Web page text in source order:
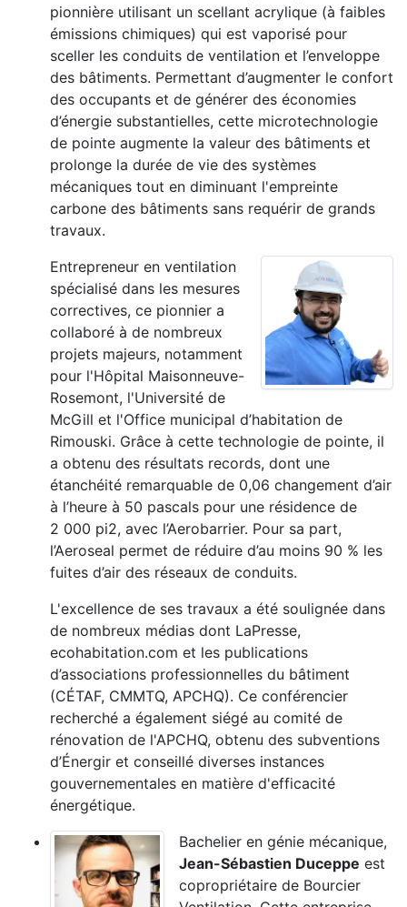
pionnière utilisant un scellant acrylique (à faibles
émissions chimiques) qui est vaporisé pour
sceller les conduits de ventilation et l’enveloppe
des bâtiments. Permettant d’augmenter le confort
des occupants et de générer des économies
d’énergie substantielles, cette microtechnologie
de pointe augmente la valeur des bâtiments et
prolonge la durée de vie des systèmes
mécaniques tout en diminuant l'empreinte
carbone des bâtiments sans requérir de grands
travaux.
Entrepreneur en ventilation
spécialisé dans les mesures
correctives, ce pionnier a
collaboré à de nombreux
projets majeurs, notamment
pour l'Hôpital Maisonneuve-
Rosemont, l'Université de
McGill et l'Office municipal d’habitation de
Rimouski. Grâce à cette technologie de pointe, il
a obtenu des résultats records, dont une
étanchéité remarquable de 0,06 changement d’air
à l’heure à 50 pascals pour une résidence de
2 000 pi2, avec l’Aerobarrier. Pour sa part,
l’Aeroseal permet de réduire d’au moins 90 % les
fuites d’air des réseaux de conduits.
L'excellence de ses travaux a été soulignée dans
de nombreux médias dont LaPresse,
ecohabitation.com et les publications
d’associations professionnelles du bâtiment
(CÉTAF, CMMTQ, APCHQ). Ce conférencier
recherché a également siégé au comité de
rénovation de l'APCHQ, obtenu des subventions
d’Énergir et conseillé diverses instances
gouvernementales en matière d'efficacité
énergétique.
Bachelier en génie mécanique,
Jean-Sébastien Duceppe est
copropriétaire de Bourcier